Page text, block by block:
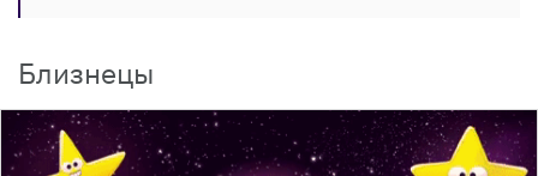
Близнецы